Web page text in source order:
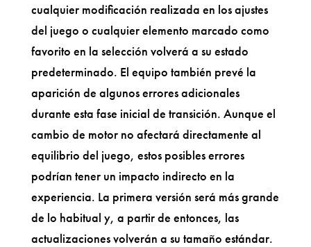
cualquier modificación realizada en los ajustes
del juego o cualquier elemento marcado como
favorito en la selección volverá a su estado
predeterminado. El equipo también prevé la
aparición de algunos errores adicionales
durante esta fase inicial de transición. Aunque el
cambio de motor no afectará directamente al
equilibrio del juego, estos posibles errores
podrían tener un impacto indirecto en la
experiencia. La primera versión será más grande
de lo habitual y, a partir de entonces, las
actualizaciones volverán a su tamaño estándar.